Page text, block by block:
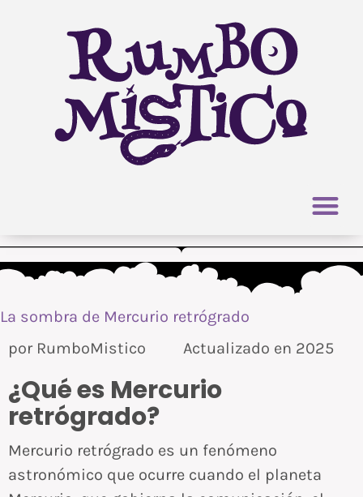
La sombra de Mercurio retrógrado
por RumboMistico Actualizado en 2025
¿Qué es Mercurio
retrógrado?
Mercurio retrógrado es un fenómeno
astronómico que ocurre cuando el planeta